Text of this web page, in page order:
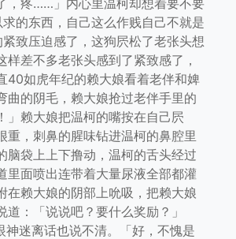
，疼……」内心里温柯却想着要不要
的东西，自己这么作贱自己不就是
致压迫感了，这狗屄松了老张头想
差不多老张头感到了紧致感了，
40如虎年纪的赖大娘看着老伴和婢
曲的阴毛，赖大娘抢过老伴手里的
」赖大娘把温柯的嘴按在自己屄
，刺鼻的腥味钻进温柯的鼻腔里
脑袋上上下撸动，温柯的舌头经过
里面喷出连带着大量尿液全部都灌
在赖大娘的阴部上吮吸，把赖大娘
：「说说吧？要什么奖励？」
迷离话也说不清。「好，不愧是